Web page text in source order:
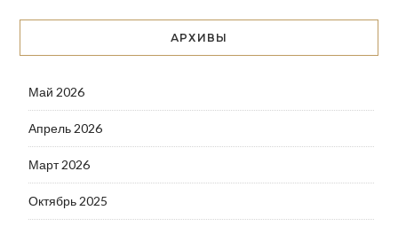
АРХИВЫ
Май 2026
Апрель 2026
Март 2026
Октябрь 2025